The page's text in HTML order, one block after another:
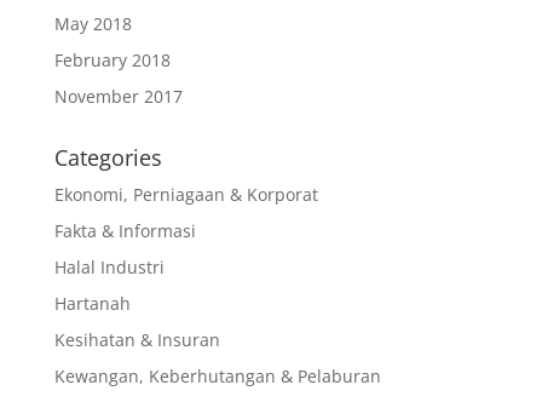
May 2018
February 2018
November 2017
Categories
Ekonomi, Perniagaan & Korporat
Fakta & Informasi
Halal Industri
Hartanah
Kesihatan & Insuran
Kewangan, Keberhutangan & Pelaburan